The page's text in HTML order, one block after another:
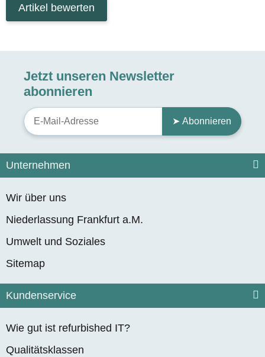
Artikel bewerten
Jetzt unseren Newsletter
abonnieren
➤ Abonnieren
Unternehmen
Wir über uns
Niederlassung Frankfurt a.M.
Umwelt und Soziales
Sitemap
Kundenservice
Wie gut ist refurbished IT?
Qualitätsklassen